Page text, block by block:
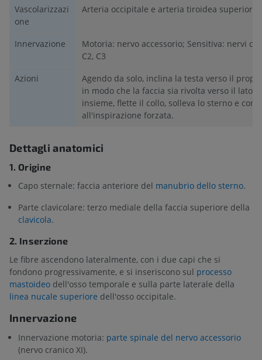
Vascolarizzazi
one
Arteria occipitale e arteria tiroidea superiore
Innervazione
Motoria: nervo accessorio; Sensitiva: nervi
C2, C3
Azioni
Agendo da solo, inclina la testa verso il
in modo che la faccia sia rivolta verso il lato
insieme, flette il collo, solleva lo sterno e
all'inspirazione forzata.
Dettagli anatomici
1. Origine
Capo sternale: faccia anteriore del manubrio dello sterno.
Parte clavicolare: terzo mediale della faccia superiore della
clavicola.
2. Inserzione
Le fibre ascendono lateralmente, con i due capi che si
fondono progressivamente, e si inseriscono sul processo
mastoideo dell'osso temporale e sulla parte laterale della
linea nucale superiore dell'osso occipitale.
Innervazione
Innervazione motoria: parte spinale del nervo accessorio
(nervo cranico XI).